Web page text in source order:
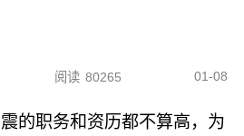
阅读 80265 01-08
的职务和资历都不算高，为